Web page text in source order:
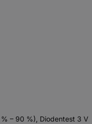
– 90 %), Diodentest 3 V